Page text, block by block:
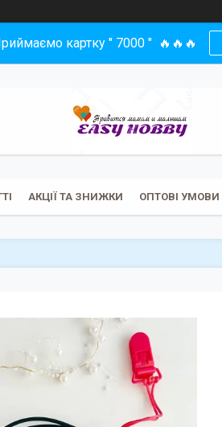
картку " 7000 " 🔥🔥🔥
АКЦІЇ ТА ЗНИЖКИ ОПТОВІ УМОВИ